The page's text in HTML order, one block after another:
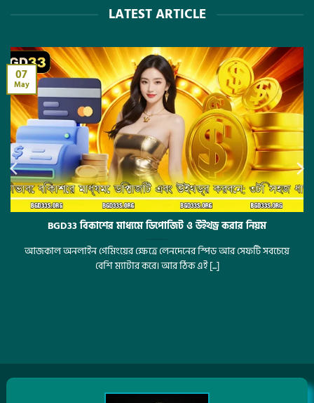
LATEST ARTICLE
BGD33 বিকাশের মাধ্যমে ডিপোজিট ও উইথড্র করার নিয়ম
আজকাল অনলাইন গেমিংয়ের ক্ষেত্রে লেনদেনের স্পিড আর সেফটি সবচেয়ে
বেশি ম্যাটার করে। আর ঠিক এই [...]
07
May